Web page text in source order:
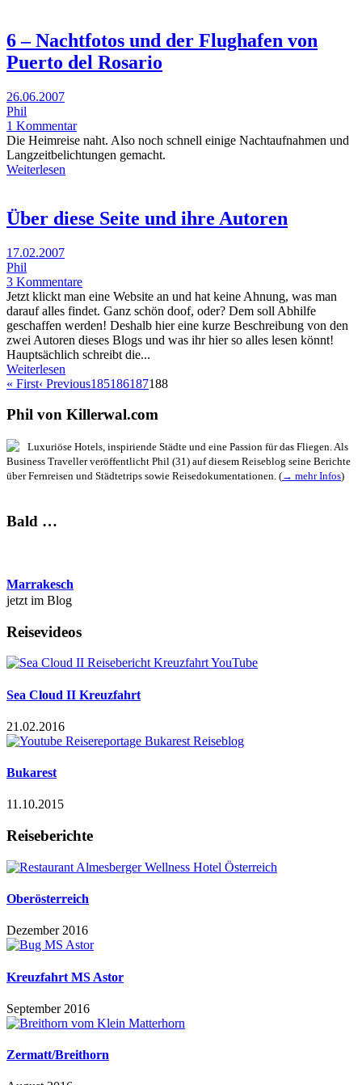
6 – Nachtfotos und der Flughafen von
Puerto del Rosario
26.06.2007
Phil
1 Kommentar
Die Heimreise naht. Also noch schnell einige Nachtaufnahmen und
Langzeitbelichtungen gemacht.
Weiterlesen
Über diese Seite und ihre Autoren
17.02.2007
Phil
3 Kommentare
Jetzt klickt man eine Website an und hat keine Ahnung, was man
darauf alles findet. Ganz schön doof, oder? Dem soll Abhilfe
geschaffen werden! Deshalb hier eine kurze Beschreibung von den
zwei Autoren dieses Blogs und was ihr hier so alles lesen könnt!
Hauptsächlich schreibt die...
Weiterlesen
« First‹ Previous185186187188
Phil von Killerwal.com
Luxuriöse Hotels, inspiriende Städte und eine Passion für das Fliegen. Als
Business Traveller veröffentlicht Phil (31) auf diesem Reiseblog seine Berichte
über Fernreisen und Städtetrips sowie Reisedokumentationen. (→ mehr Infos)
Bald …
Marrakesch
jetzt im Blog
Reisevideos
Sea Cloud II Kreuzfahrt
21.02.2016
Bukarest
11.10.2015
Reiseberichte
Oberösterreich
Dezember 2016
Kreuzfahrt MS Astor
September 2016
Zermatt/Breithorn